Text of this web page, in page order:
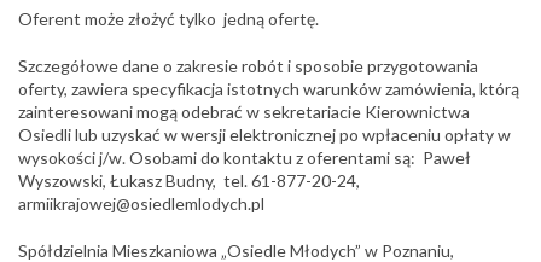
Oferent może złożyć tylko jedną ofertę.
Szczegółowe dane o zakresie robót i sposobie przygotowania
oferty, zawiera specyfikacja istotnych warunków zamówienia, którą
zainteresowani mogą odebrać w sekretariacie Kierownictwa
Osiedli lub uzyskać w wersji elektronicznej po wpłaceniu opłaty w
wysokości j/w. Osobami do kontaktu z oferentami są: Paweł
Wyszowski, Łukasz Budny, tel. 61-877-20-24,
armiikrajowej@osiedlemlodych.pl
Spółdzielnia Mieszkaniowa „Osiedle Młodych” w Poznaniu,